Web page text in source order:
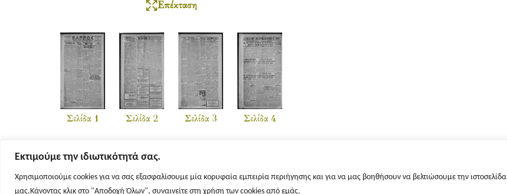
Εκτιμούμε την ιδιωτικότητά σας.
Χρησιμοποιούμε cookies για να σας εξασφαλίσουμε μία κορυφαία εμπειρία περιήγησης και για να μας βοηθήσουν να βελτιώσουμε την ιστοσελίδα
μας.Κάνοντας κλικ στο "Αποδοχή Όλων", συναινείτε στη χρήση των cookies από εμάς.
Επέκταση
Σελίδα 1 Σελίδα 2 Σελίδα 3 Σελίδα 4